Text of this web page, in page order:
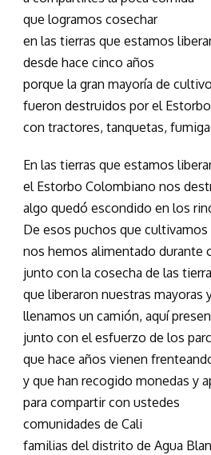
que logramos cosechar
en las tierras que estamos
desde hace cinco años
porque la gran mayoría de
fueron destruidos por el
con tractores, tanquetas,
En las tierras que estamos
el Estorbo Colombiano nos
algo quedó escondido en los
De esos puchos que cultivamos
nos hemos alimentado durante
junto con la cosecha de las
que liberaron nuestras mayoras
llenamos un camión, aquí
junto con el esfuerzo de los
que hace años vienen
y que han recogido monedas y
para compartir con ustedes
comunidades de Cali
familias del distrito de Agua